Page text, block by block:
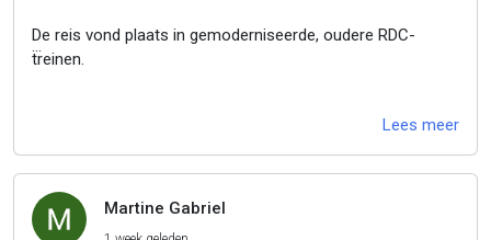
De reis vond plaats in gemoderniseerde, oudere RDC-
treinen.
Positieve punten: de aanwezigheid van
stopcontacten/USB-poorten, de verkoop van drankjes en
snacks en de wijd openslaande ramen.
Lees meer
Martine Gabriel